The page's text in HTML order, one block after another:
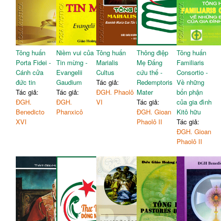
Tông huấn
Porta Fidei -
Cánh cửa
đức tin
Tác giả:
ĐGH.
Benedicto
XVI
Niềm vui của
Tin mừng -
Evangelii
Gaudium
Tác giả:
ĐGH.
Phanxicô
Tông huấn
Marialis
Cultus
Tác giả:
ĐGH. Phaolô
VI
Thông điệp
Mẹ Đấng
cứu thế -
Redemptoris
Mater
Tác giả:
ĐGH. Gioan
Phaolô II
Tông huấn
Familiaris
Consortio -
Về những
bổn phận
của gia đình
Kitô hữu
Tác giả:
ĐGH. Gioan
Phaolô II